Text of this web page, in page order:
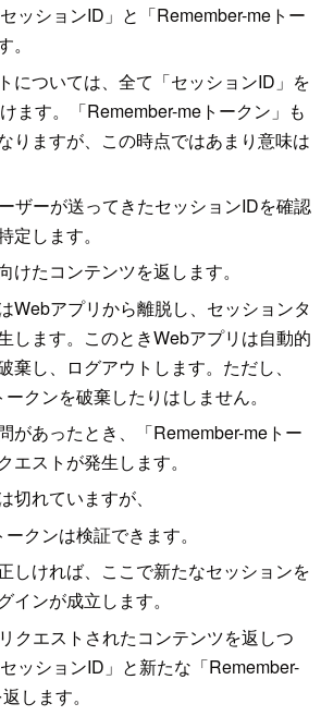
ッションID」と「Remember-meトー
については、全て「セッションID」を
ます。「Remember-meトークン」も
りますが、この時点ではあまり意味は
ザーが送ってきたセッションIDを確認
定します。
けたコンテンツを返します。
Webアプリから離脱し、セッションタ
します。このときWebアプリは自動的
棄し、ログアウトします。ただし、
クンを破棄したりはしません。
があったとき、「Remember-meトー
エストが発生します。
切れていますが、
クンは検証できます。
しければ、ここで新たなセッションを
インが成立します。
クエストされたコンテンツを返しつ
ッションID」と新たな「Remember-
します。